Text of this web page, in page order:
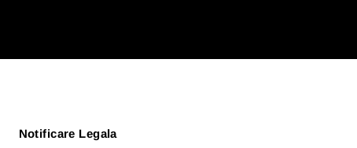
Notificare Legala